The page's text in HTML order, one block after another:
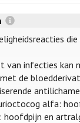
van infecties kan
de
alfa:
en